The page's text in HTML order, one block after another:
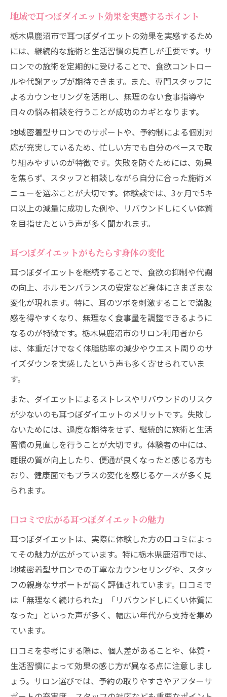
生活リズムに合わせた耳つぼダイエット活
用法
耳つぼダイエット効果を長続きさせる工夫
忙しい方でも続けやすい耳つぼダイエット
耳つぼ刺激がもたらす健康的な変化とは
耳つぼダイエットによる食欲コントロール
健康増進に役立つ耳つぼ刺激の特徴
体調改善に期待できる耳つぼダイエット効
耳つぼダイエットで感じる美容面の変化
耳つぼダイエットと自律神経の関係性
リバウンドしにくい体質作りを耳つぼダイエッ
耳つぼダイエットで体質改善を目指す方法
リバウンドを防ぐための耳つぼダイエット
活用術
耳つぼダイエットと食生活見直しのポイン
ト
根本から変わる耳つぼダイエットの体質効
果
耳つぼダイエットと運動習慣のバランス
法
地域密着型耳つぼダイエットの始め方ガイ
ド
鹿沼市で信頼できる耳つぼダイエット探し
耳つぼダイエット施術の流れとサポート体
耳つぼダイエット体験者が語る継続の工夫
地域で耳つぼダイエット効果を実感するポイント
栃木県鹿沼市で耳つぼダイエットの効果を実感するため
には、継続的な施術と生活習慣の見直しが重要です。サ
ロンでの施術を定期的に受けることで、食欲コントロー
ルや代謝アップが期待できます。また、専門スタッフに
よるカウンセリングを活用し、無理のない食事指導や
日々の悩み相談を行うことが成功のカギとなります。
地域密着型サロンでのサポートや、予約制による個別対
応が充実しているため、忙しい方でも自分のペースで取
り組みやすいのが特徴です。失敗を防ぐためには、効果
を焦らず、スタッフと相談しながら自分に合った施術メ
ニューを選ぶことが大切です。体験談では、3ヶ月で5キ
ロ以上の減量に成功した例や、リバウンドしにくい体質
を目指せたという声が多く聞かれます。
耳つぼダイエットがもたらす身体の変化
耳つぼダイエットを継続することで、食欲の抑制や代謝
の向上、ホルモンバランスの安定など身体にさまざまな
変化が現れます。特に、耳のツボを刺激することで満腹
感を得やすくなり、無理なく食事量を調整できるように
なるのが特徴です。栃木県鹿沼市のサロン利用者から
は、体重だけでなく体脂肪率の減少やウエスト周りのサ
イズダウンを実感したという声も多く寄せられていま
す。
また、ダイエットによるストレスやリバウンドのリスク
が少ないのも耳つぼダイエットのメリットです。失敗し
ないためには、過度な期待をせず、継続的に施術と生活
習慣の見直しを行うことが大切です。体験者の中には、
睡眠の質が向上したり、便通が良くなったと感じる方も
おり、健康面でもプラスの変化を感じるケースが多く見
られます。
口コミで広がる耳つぼダイエットの魅力
耳つぼダイエットは、実際に体験した方の口コミによっ
てその魅力が広がっています。特に栃木県鹿沼市では、
地域密着型サロンでの丁寧なカウンセリングや、スタッ
フの親身なサポートが高く評価されています。口コミで
は「無理なく続けられた」「リバウンドしにくい体質に
なった」といった声が多く、幅広い年代から支持を集め
ています。
口コミを参考にする際は、個人差があることや、体質・
生活習慣によって効果の感じ方が異なる点に注意しまし
ょう。サロン選びでは、予約の取りやすさやアフターサ